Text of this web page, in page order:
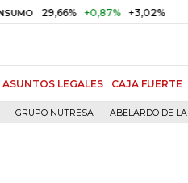
29,66% +0,87% +3,02% DTF
ASUNTOS LEGALES CAJA FUERTE
GRUPO NUTRESA ABELARDO DE